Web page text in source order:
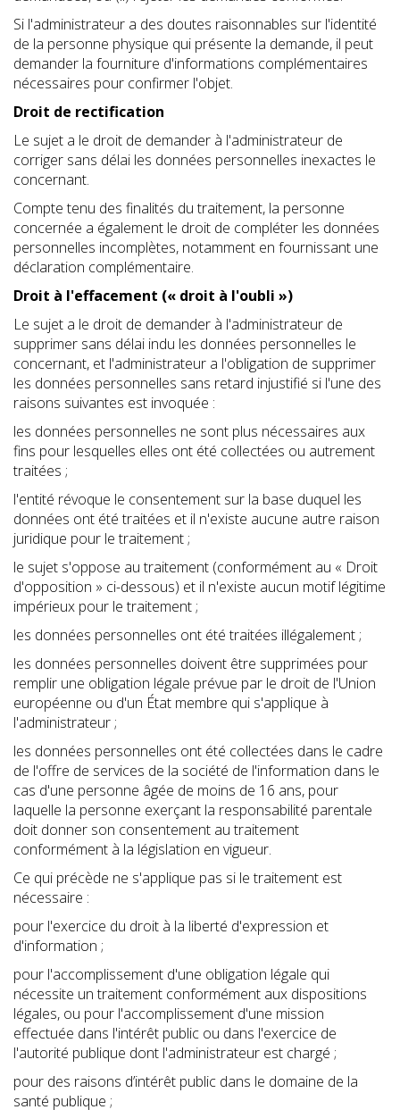
Si l'administrateur a des doutes raisonnables sur l'identité
de la personne physique qui présente la demande, il peut
demander la fourniture d'informations complémentaires
nécessaires pour confirmer l'objet.
Droit de rectification
Le sujet a le droit de demander à l'administrateur de
corriger sans délai les données personnelles inexactes le
concernant.
Compte tenu des finalités du traitement, la personne
concernée a également le droit de compléter les données
personnelles incomplètes, notamment en fournissant une
déclaration complémentaire.
Droit à l'effacement (« droit à l'oubli »)
Le sujet a le droit de demander à l'administrateur de
supprimer sans délai indu les données personnelles le
concernant, et l'administrateur a l'obligation de supprimer
les données personnelles sans retard injustifié si l'une des
raisons suivantes est invoquée :
les données personnelles ne sont plus nécessaires aux
fins pour lesquelles elles ont été collectées ou autrement
traitées ;
l'entité révoque le consentement sur la base duquel les
données ont été traitées et il n'existe aucune autre raison
juridique pour le traitement ;
le sujet s'oppose au traitement (conformément au « Droit
d'opposition » ci-dessous) et il n'existe aucun motif légitime
impérieux pour le traitement ;
les données personnelles ont été traitées illégalement ;
les données personnelles doivent être supprimées pour
remplir une obligation légale prévue par le droit de l'Union
européenne ou d'un État membre qui s'applique à
l'administrateur ;
les données personnelles ont été collectées dans le cadre
de l'offre de services de la société de l'information dans le
cas d'une personne âgée de moins de 16 ans, pour
laquelle la personne exerçant la responsabilité parentale
doit donner son consentement au traitement
conformément à la législation en vigueur.
Ce qui précède ne s'applique pas si le traitement est
nécessaire :
pour l'exercice du droit à la liberté d'expression et
d'information ;
pour l'accomplissement d'une obligation légale qui
nécessite un traitement conformément aux dispositions
légales, ou pour l'accomplissement d'une mission
effectuée dans l'intérêt public ou dans l'exercice de
l'autorité publique dont l'administrateur est chargé ;
pour des raisons d’intérêt public dans le domaine de la
santé publique ;